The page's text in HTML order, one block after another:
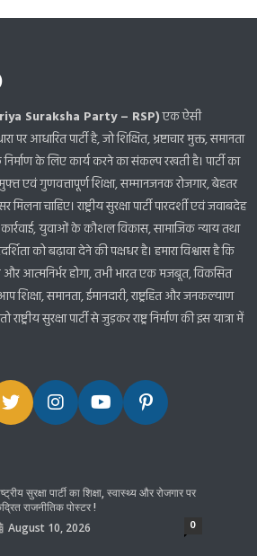
Suraksha Party – RSP)एक ऐसी
पर आधारित पार्टी है, जो शिक्षित, भ्रष्टाचार मुक्त, समानता
के लिए कार्य करने का संकल्प रखती है। पार्टी का
एवं गुणवत्तापूर्ण शिक्षा, सम्मानजनक रोजगार, बेहतर
चाहिए। राष्ट्रीय सुरक्षा पार्टी पारदर्शी एवं जवाबदेह
कार्रवाई, युवाओं के कौशल विकास, सामाजिक न्याय तथा
को बढ़ावा देने की पक्षधर है। हमारा विश्वास है कि
आत्मनिर्भर होगा, तभी भारत एक मजबूत, विकसित
शिक्षा, समानता, ईमानदारी, राष्ट्रहित और जनकल्याण
सुरक्षा पार्टी से जुड़कर राष्ट्र निर्माण की इस यात्रा में
सुरक्षा पार्टी का शिक्षा, स्वास्थ्य और रोजगार पर
राजनीतिक पोस्टर !
August 10, 2026 0